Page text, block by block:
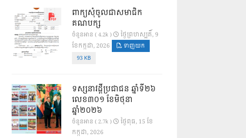
ពាក្យសុំចូលជាសមាជិក
គណបក្ស
ចំនួនអាន ( 4.2k )
ថ្ងៃ​ព្រហស្បតិ៍, 9
ខែ​កក្កដា, 2026
ទាញយក
93 KB
ទស្សនាវដ្ដីប្រជាជន ឆ្នាំទី២៦
លេខ៣០១ ខែមិថុនា
ឆ្នាំ២០២៦
ចំនួនអាន ( 2.7k )
ថ្ងៃ​ពុធ, 15 ខែ​
កក្កដា, 2026